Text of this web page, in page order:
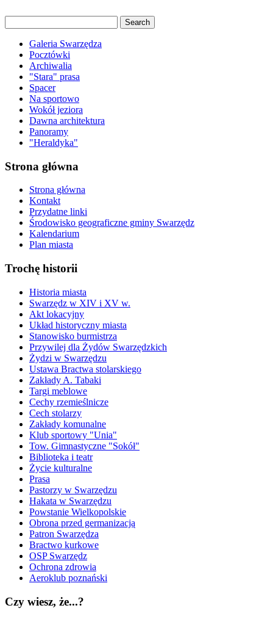
Galeria Swarzędza
Pocztówki
Archiwalia
"Stara" prasa
Spacer
Na sportowo
Wokół jeziora
Dawna architektura
Panoramy
"Heraldyka"
Strona główna
Strona główna
Kontakt
Przydatne linki
Środowisko geograficzne gminy Swarzędz
Kalendarium
Plan miasta
Trochę historii
Historia miasta
Swarzędz w XIV i XV w.
Akt lokacyjny
Układ historyczny miasta
Stanowisko burmistrza
Przywilej dla Żydów Swarzędzkich
Żydzi w Swarzędzu
Ustawa Bractwa stolarskiego
Zakłady A. Tabaki
Targi meblowe
Cechy rzemieślnicze
Cech stolarzy
Zakłady komunalne
Klub sportowy "Unia"
Tow. Gimnastyczne "Sokół"
Biblioteka i teatr
Życie kulturalne
Prasa
Pastorzy w Swarzędzu
Hakata w Swarzędzu
Powstanie Wielkopolskie
Obrona przed germanizacją
Patron Swarzędza
Bractwo kurkowe
OSP Swarzędz
Ochrona zdrowia
Aeroklub poznański
Czy wiesz, że...?